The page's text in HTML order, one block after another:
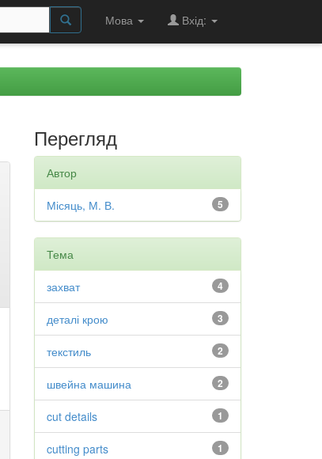
Мова Вхід:
Перегляд
Автор
5
Місяць, М. В.
Тема
4
захват
3
деталі крою
2
текстиль
2
швейна машина
1
cut details
1
cutting parts